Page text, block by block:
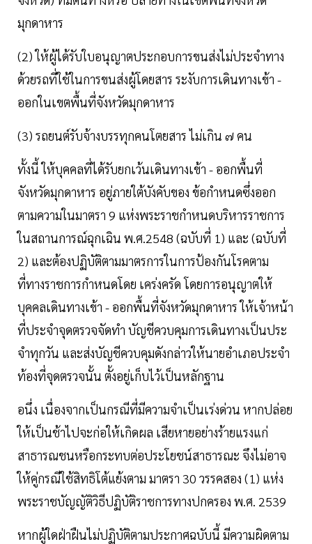
มุกดาหาร
(2) ให้ผู้ได้รับใบอนุญาตประกอบการขนส่งไม่ประจําทาง
ด้วยรถที่ใช้ในการขนส่งผู้โดยสาร ระงับการเดินทางเข้า -
ออกในเขตพื้นที่จังหวัดมุกดาหาร
(3) รถยนต์รับจ้างบรรทุกคนโตยสาร ไม่เกิน ๗ คน
ทั้งนี้ ให้บุคคลที่ได้รับยกเว้นเดินทางเข้า - ออกพื้นที่
จังหวัดมุกดาหาร อยู่ภายใต้บังคับของ ข้อกําหนดซึ่งออก
ตามความในมาตรา 9 แห่งพระราชกําหนดบริหารราชการ
ในสถานการณ์ฉุกเฉิน พ.ศ.2548 (ฉบับที่ 1) และ (ฉบับที่
2) และต้องปฏิบัติตามมาตรการในการป้องกันโรคตาม
ที่ทางราชการกําหนดโดย เคร่งครัด โดยการอนุญาตให้
บุคคลเดินทางเข้า - ออกพื้นที่จังหวัดมุกดาหาร ให้เจ้าหน้า
ที่ประจําจุดตรวจจัดทํา บัญชีควบคุมการเดินทางเป็นประ
จําทุกวัน และส่งบัญชีควบคุมดังกล่าวให้นายอําเภอประจํา
ท้องที่จุดตรวจนั้น ตั้งอยู่เก็บไว้เป็นหลักฐาน
อนึ่ง เนื่องจากเป็นกรณีที่มีความจําเป็นเร่งด่วน หากปล่อย
ให้เป็นช้าไปจะก่อให้เกิดผล เสียหายอย่างร้ายแรงแก่
สาธารณชนหรือกระทบต่อประโยชน์สาธารณะ จึงไม่อาจ
ให้คู่กรณีใช้สิทธิโต้แย้งตาม มาตรา 30 วรรคสอง (1) แห่ง
พระราชบัญญัติวิธีปฏิบัติราชการทางปกครอง พ.ศ. 2539
หากผู้ใดฝ่าฝืนไม่ปฏิบัติตามประกาศฉบับนี้ มีความผิดตาม